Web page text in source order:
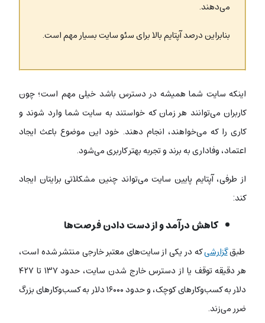
می‌دهند.
بنابراین درصد آپتایم بالا برای سئو سایت بسیار مهم است.
اینکه سایت شما همیشه در دسترس باشد خیلی مهم است؛ چون
کاربران می‌توانند هر زمان که خواستند به سایت شما وارد شوند و
کاری را که می‌خواهند، انجام دهند. خود این موضوع باعث ایجاد
اعتماد، وفاداری به برند و تجربه بهتر کاربری می‌شود.
از طرفی، آپتایم پایین سایت می‌تواند چنین مشکلاتی برایتان ایجاد
کند:
کاهش درآمد و از دست دادن فرصت‌ها
طبقگزارشیکه در یکی از سایت‌های معتبر خارجی منتشر شده است،
هر دقیقه توقف یا از دسترس خارج شدن سایت، حدود ۱۳۷ تا ۴۲۷
دلار به کسب‌وکارهای کوچک، و حدود ۱۶۰۰۰ دلار به کسب‌وکارهای بزرگ
ضرر می‌زند.